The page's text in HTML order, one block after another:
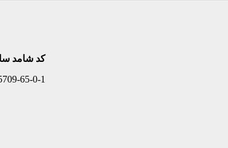
کد شامد
65-0-1